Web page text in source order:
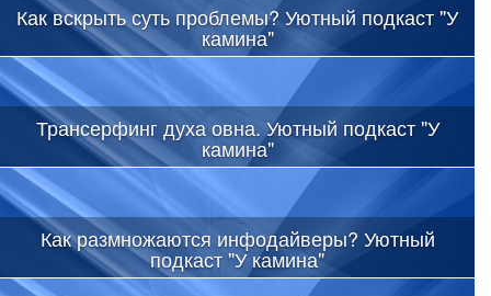
Как вскрыть суть проблемы? Уютный подкаст "У
камина"
Трансерфинг духа овна. Уютный подкаст "У
камина"
Как размножаются инфодайверы? Уютный
подкаст "У камина"